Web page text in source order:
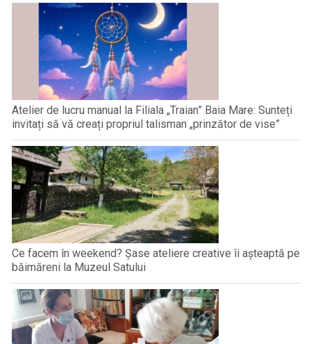
Atelier de lucru manual la Filiala „Traian” Baia Mare: Sunteți
invitați să vă creați propriul talisman „prinzător de vise”
Ce facem în weekend? Șase ateliere creative îi așteaptă pe
băimăreni la Muzeul Satului